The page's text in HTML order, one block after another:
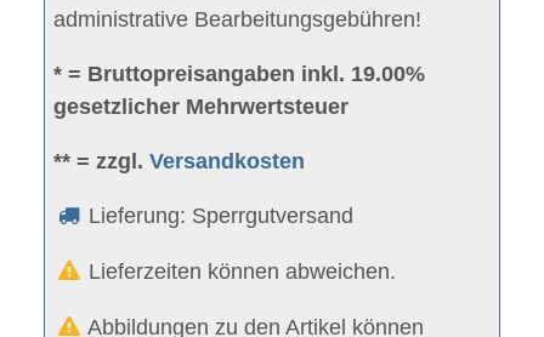
administrative Bearbeitungsgebühren!
* = Bruttopreisangaben inkl. 19.00%
gesetzlicher Mehrwertsteuer
** = zzgl.Versandkosten
Lieferung: Sperrgutversand
Lieferzeiten können abweichen.
Abbildungen zu den Artikel können